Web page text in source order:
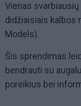
Vienas
didžiaisiais kalbos
Models).
Šis sprendimas
bendrauti su
poreikius bei